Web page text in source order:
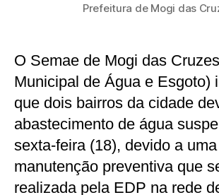
Prefeitura de Mogi das
O Semae de Mogi das
Municipal de Água e Esgoto)
que dois bairros da cidade
abastecimento de água
sexta-feira (18), devido a uma
manutenção preventiva que
realizada pela EDP na rede